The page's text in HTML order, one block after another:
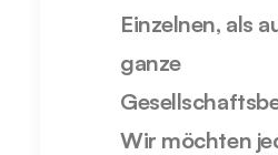
Einzelnen, als
ganze
Wir möchten